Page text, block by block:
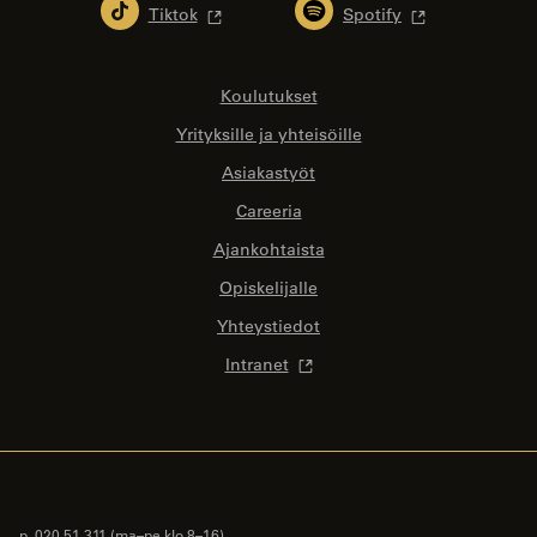
Tiktok Spotify
Koulutukset
Yrityksille ja yhteisöille
Asiakastyöt
Careeria
Ajankohtaista
Opiskelijalle
Yhteystiedot
Intranet